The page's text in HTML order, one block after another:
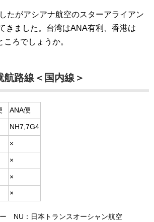
たがアシアナ航空のスターアライアン
きました。台湾はANA有利、香港は
ろでしょうか。
航路線＜国内線＞
ANA便
NH7,7G4
×
×
×
×
NU：日本トランスオーシャン航空